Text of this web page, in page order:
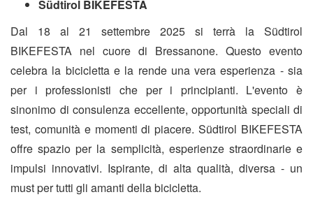
Südtirol BIKEFESTA
Dal 18 al 21 settembre 2025 si terrà la
Südtirol
BIKEFESTA nel cuore di Bressanone. Questo evento
celebra la bicicletta e la rende una vera esperienza - sia
per i professionisti che per i principianti. L'evento è
sinonimo di consulenza eccellente, opportunità speciali di
test, comunità e momenti di piacere. Südtirol BIKEFESTA
offre spazio per la semplicità, esperienze straordinarie e
impulsi innovativi. Ispirante, di alta qualità, diversa - un
must per tutti gli amanti della bicicletta.